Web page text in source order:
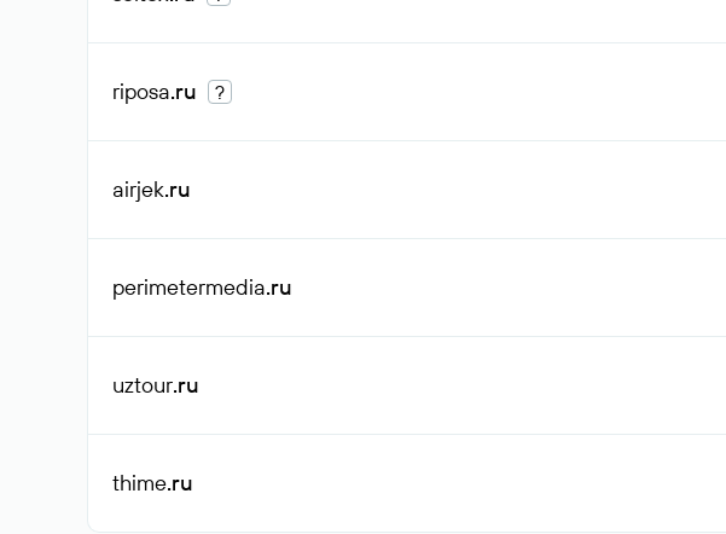
riposa.ru ?
airjek.ru
perimetermedia.ru
uztour.ru
thime.ru